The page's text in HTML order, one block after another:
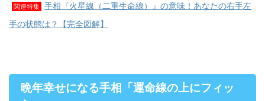
関連特集
手相『火星線（二重生命線）』の意味！あなたの右手左
手の状態は？【完全図解】
晩年幸せになる手相「運命線の上にフィッ